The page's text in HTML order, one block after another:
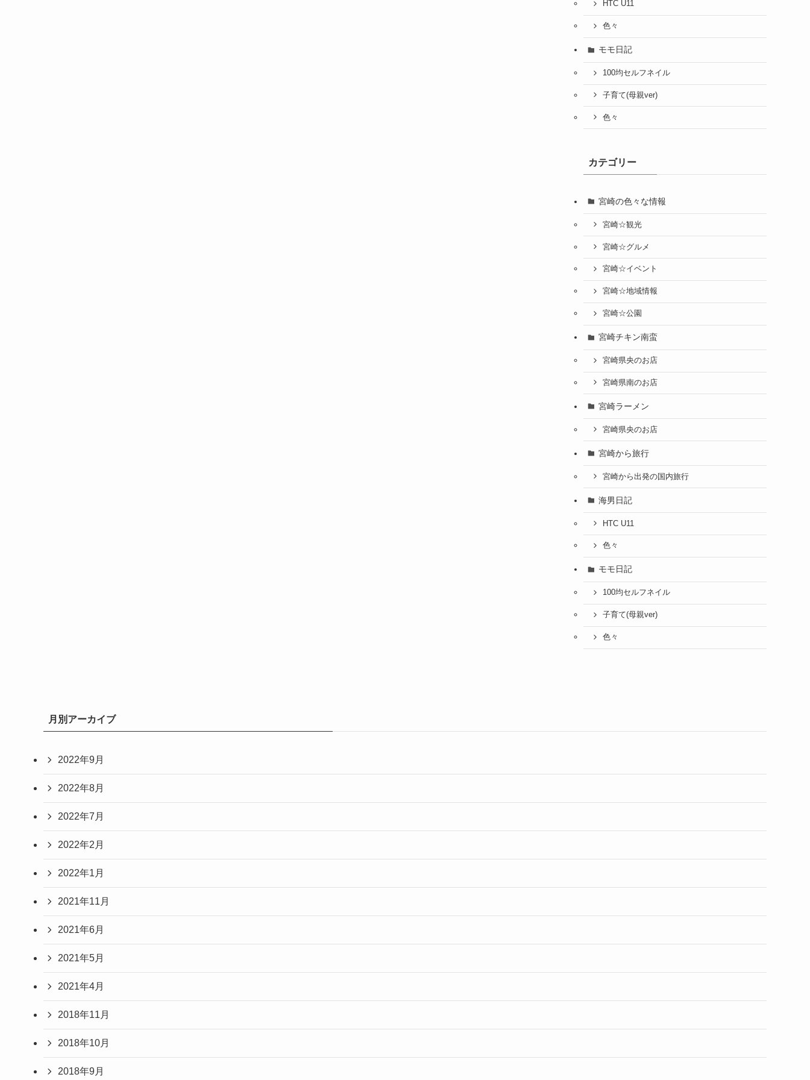
HTC U11
色々
モモ日記
100均セルフネイル
子育て(母親ver)
色々
カテゴリー
宮崎の色々な情報
宮崎☆観光
宮崎☆グルメ
宮崎☆イベント
宮崎☆地域情報
宮崎☆公園
宮崎チキン南蛮
宮崎県央のお店
宮崎県南のお店
宮崎ラーメン
宮崎県央のお店
宮崎から旅行
宮崎から出発の国内旅行
海男日記
HTC U11
色々
モモ日記
100均セルフネイル
子育て(母親ver)
色々
月別アーカイブ
2022年9月
2022年8月
2022年7月
2022年2月
2022年1月
2021年11月
2021年6月
2021年5月
2021年4月
2018年11月
2018年10月
2018年9月